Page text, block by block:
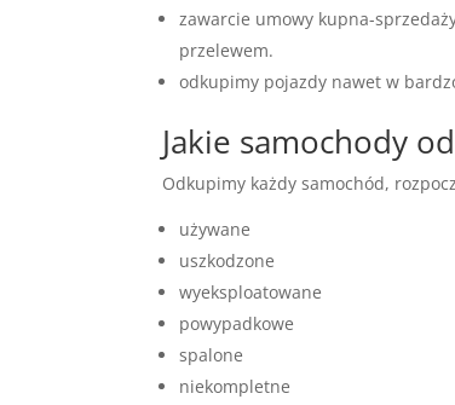
zawarcie umowy kupna-
przelewem.
odkupimy pojazdy nawet w
Jakie samochody
Odkupimy każdy samochód,
używane
uszkodzone
wyeksploatowane
powypadkowe
spalone
niekompletne